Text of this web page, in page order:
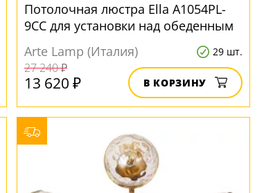
Потолочная люстра Ella A1054PL-
9CC для установки над обеденным
Arte Lamp (Италия) 29 шт.
27 240 ₽
13 620 ₽ В КОРЗИНУ